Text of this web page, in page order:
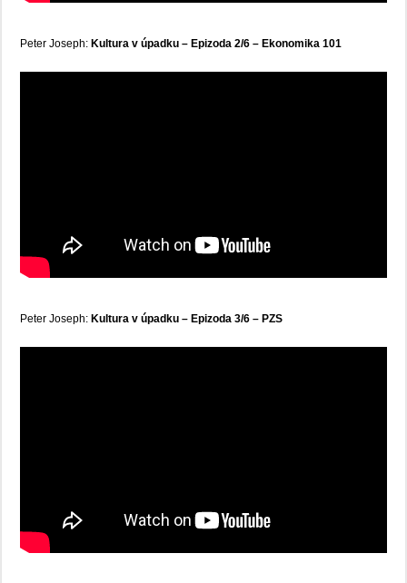
Peter Joseph: Kultura v úpadku – Epizoda 2/6 – Ekonomika 101
Peter Joseph: Kultura v úpadku – Epizoda 3/6 – PZS